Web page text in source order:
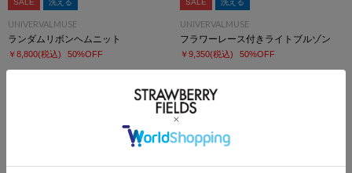
SALE 洗える
UNIVERVALMUSE
ランダムリボンヘムニット
￥8,800(税込) 50%OFF
SALE 洗える
UNIVERVALMUSE
フラワーレース付きライトブルゾン
￥9,350(税込) 50%OFF